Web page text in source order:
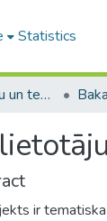
Statistics
A -- Eksakto zinātņu un tehnoloģiju fakultāte / Faculty of Science and Technology
ir